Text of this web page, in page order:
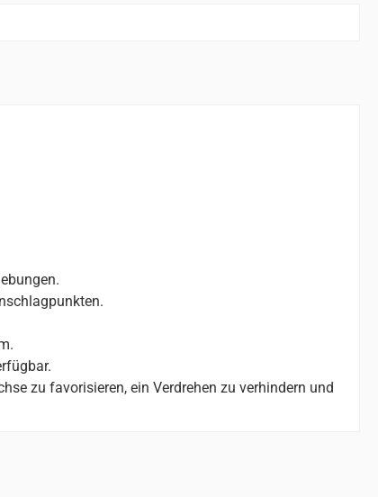
zu favorisieren, ein Verdrehen zu verhindern und